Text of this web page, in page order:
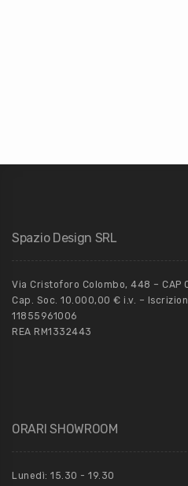
Spazio Design SRL
Via Cristoforo Colombo, 448 – CAP
Cap. Soc. 10.000,00 € i.v. –
11855961006
REA RM1332443
ORARI SHOWROOM
Lunedì: 15.30 - 19.30